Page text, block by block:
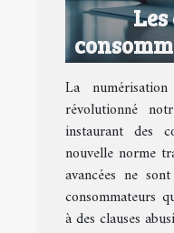
La
révolutionné
instaurant des
nouvelle norme
avancées ne
consommateurs
à des clauses